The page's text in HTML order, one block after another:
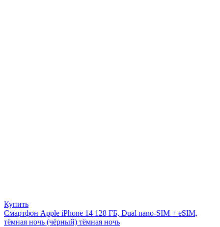
Купить
Смартфон Apple iPhone 14 128 ГБ, Dual nano-SIM + eSIM,
тёмная ночь (чёрный) тёмная ночь